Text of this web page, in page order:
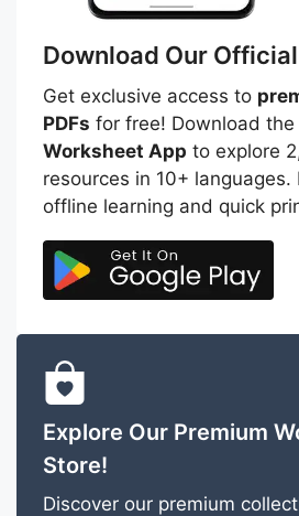
Download Our
Get exclusive access to
PDFs for free! Download the
Worksheet App to explore
resources in 10+
offline learning and quick
Explore Our Premium
Store!
Discover our premium